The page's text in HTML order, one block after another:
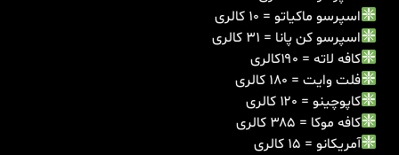
اسپرسو ماکیاتو = ۱۰ کالری
اسپرسو کن پانا = ۳۱ کالری
کافه لاته = ۱۹۰کالری
فلت وایت = ۱۸۰ کالری
کاپوچینو = ۱۲۰ کالری
کافه موکا = ۳۸۵ کالری
آمریکانو = ۱۵ کالری